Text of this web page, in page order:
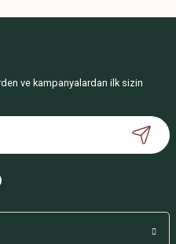
ve kampanyalardan ilk sizin